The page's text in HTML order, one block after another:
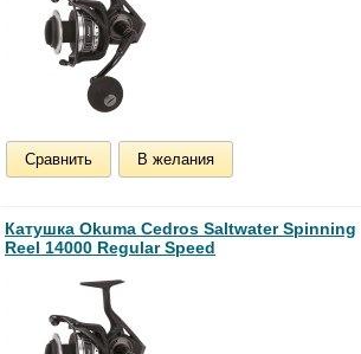
Сравнить В желания
Катушка Okuma Cedros Saltwater Spinning
Reel 14000 Regular Speed